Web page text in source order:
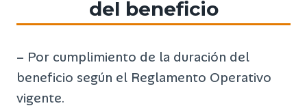
del beneficio
– Por cumplimiento de la duración del
beneficio según el Reglamento Operativo
vigente.